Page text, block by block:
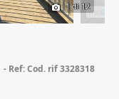
1di 12
Ref: Cod. rif 3328318